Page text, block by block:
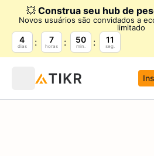
💥 Construa seu hub de
Novos usuários são convidados a
limitado
4
dias
7
horas
50
min.
10
seg.